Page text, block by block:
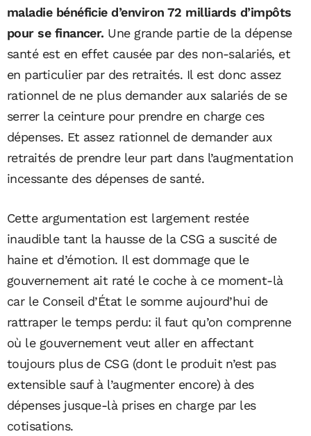
maladie bénéficie d’environ 72 milliards d’impôts
pour se financer. Une grande partie de la dépense
santé est en effet causée par des non-salariés, et
en particulier par des retraités. Il est donc assez
rationnel de ne plus demander aux salariés de se
serrer la ceinture pour prendre en charge ces
dépenses. Et assez rationnel de demander aux
retraités de prendre leur part dans l’augmentation
incessante des dépenses de santé.
Cette argumentation est largement restée
inaudible tant la hausse de la CSG a suscité de
haine et d’émotion. Il est dommage que le
gouvernement ait raté le coche à ce moment-là
car le Conseil d’État le somme aujourd’hui de
rattraper le temps perdu: il faut qu’on comprenne
où le gouvernement veut aller en affectant
toujours plus de CSG (dont le produit n’est pas
extensible sauf à l’augmenter encore) à des
dépenses jusque-là prises en charge par les
cotisations.